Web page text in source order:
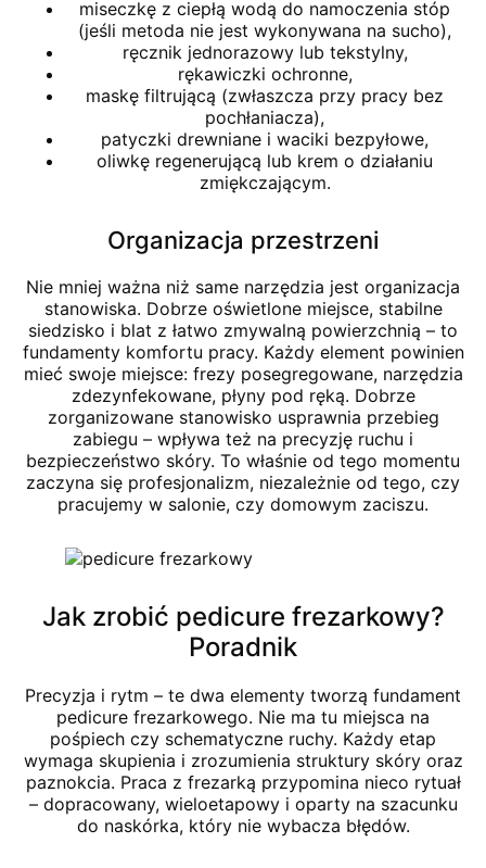
miseczkę z ciepłą wodą do namoczenia stóp
(jeśli metoda nie jest wykonywana na sucho),
ręcznik jednorazowy lub tekstylny,
rękawiczki ochronne,
maskę filtrującą (zwłaszcza przy pracy bez
pochłaniacza),
patyczki drewniane i waciki bezpyłowe,
oliwkę regenerującą lub krem o działaniu
zmiękczającym.
Organizacja przestrzeni
Nie mniej ważna niż same narzędzia jest organizacja
stanowiska. Dobrze oświetlone miejsce, stabilne
siedzisko i blat z łatwo zmywalną powierzchnią – to
fundamenty komfortu pracy. Każdy element powinien
mieć swoje miejsce: frezy posegregowane, narzędzia
zdezynfekowane, płyny pod ręką. Dobrze
zorganizowane stanowisko usprawnia przebieg
zabiegu – wpływa też na precyzję ruchu i
bezpieczeństwo skóry. To właśnie od tego momentu
zaczyna się profesjonalizm, niezależnie od tego, czy
pracujemy w salonie, czy domowym zaciszu.
Jak zrobić pedicure frezarkowy?
Poradnik
Precyzja i rytm – te dwa elementy tworzą fundament
pedicure frezarkowego. Nie ma tu miejsca na
pośpiech czy schematyczne ruchy. Każdy etap
wymaga skupienia i zrozumienia struktury skóry oraz
paznokcia. Praca z frezarką przypomina nieco rytuał
– dopracowany, wieloetapowy i oparty na szacunku
do naskórka, który nie wybacza błędów.